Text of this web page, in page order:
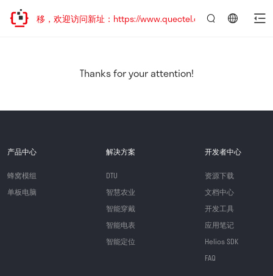
址已迁移，欢迎访问新址：https://www.quectel.com.cn
Thanks for your attention!
产品中心
蜂窝模组
单板电脑
解决方案
DTU
智慧农业
智能穿戴
智能电表
智能定位
开发者中心
资源下载
文档中心
开发工具
应用笔记
Helios SDK
FAQ